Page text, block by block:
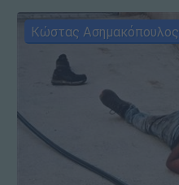
Κώστας Ασημακόπουλος